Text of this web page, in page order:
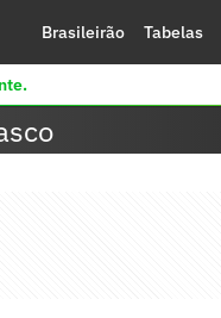
Brasileirão Tabelas